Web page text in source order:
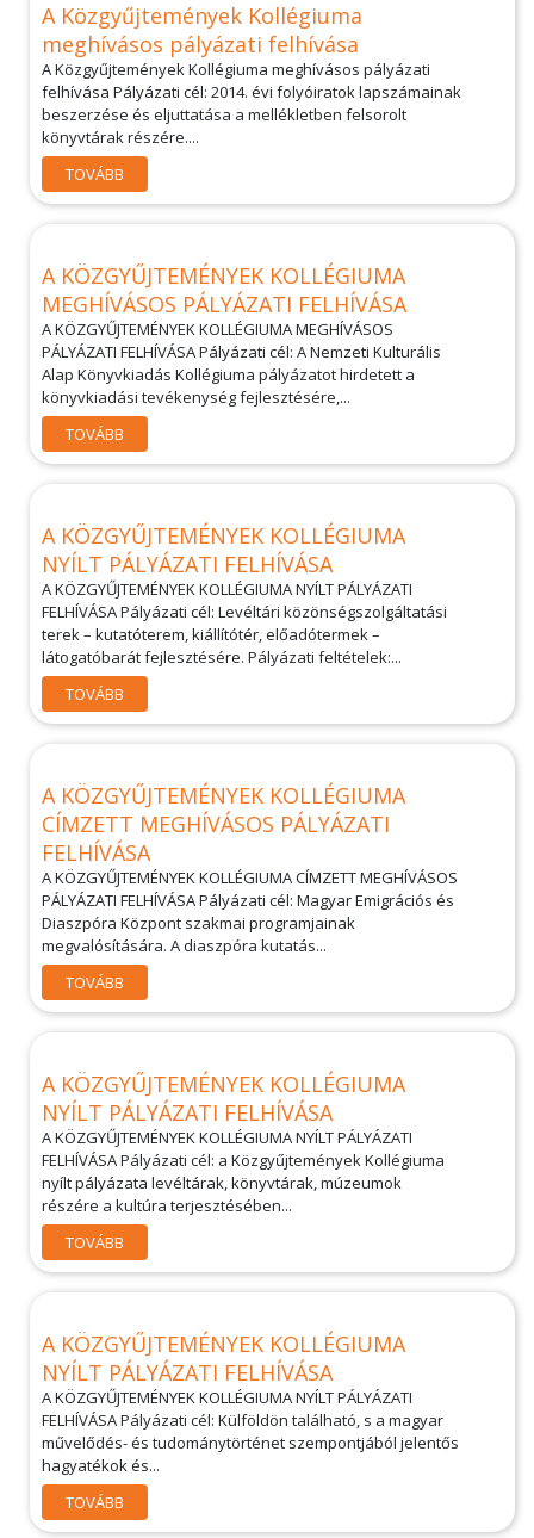
A Közgyűjtemények Kollégiuma
meghívásos pályázati felhívása
A Közgyűjtemények Kollégiuma meghívásos pályázati
felhívása Pályázati cél: 2014. évi folyóiratok lapszámainak
beszerzése és eljuttatása a mellékletben felsorolt
könyvtárak részére....
TOVÁBB
A KÖZGYŰJTEMÉNYEK KOLLÉGIUMA
MEGHÍVÁSOS PÁLYÁZATI FELHÍVÁSA
A KÖZGYŰJTEMÉNYEK KOLLÉGIUMA MEGHÍVÁSOS
PÁLYÁZATI FELHÍVÁSA Pályázati cél: A Nemzeti Kulturális
Alap Könyvkiadás Kollégiuma pályázatot hirdetett a
könyvkiadási tevékenység fejlesztésére,...
TOVÁBB
A KÖZGYŰJTEMÉNYEK KOLLÉGIUMA
NYÍLT PÁLYÁZATI FELHÍVÁSA
A KÖZGYŰJTEMÉNYEK KOLLÉGIUMA NYÍLT PÁLYÁZATI
FELHÍVÁSA Pályázati cél: Levéltári közönségszolgáltatási
terek – kutatóterem, kiállítótér, előadótermek –
látogatóbarát fejlesztésére. Pályázati feltételek:...
TOVÁBB
A KÖZGYŰJTEMÉNYEK KOLLÉGIUMA
CÍMZETT MEGHÍVÁSOS PÁLYÁZATI
FELHÍVÁSA
A KÖZGYŰJTEMÉNYEK KOLLÉGIUMA CÍMZETT MEGHÍVÁSOS
PÁLYÁZATI FELHÍVÁSA Pályázati cél: Magyar Emigrációs és
Diaszpóra Központ szakmai programjainak
megvalósítására. A diaszpóra kutatás...
TOVÁBB
A KÖZGYŰJTEMÉNYEK KOLLÉGIUMA
NYÍLT PÁLYÁZATI FELHÍVÁSA
A KÖZGYŰJTEMÉNYEK KOLLÉGIUMA NYÍLT PÁLYÁZATI
FELHÍVÁSA Pályázati cél: a Közgyűjtemények Kollégiuma
nyílt pályázata levéltárak, könyvtárak, múzeumok
részére a kultúra terjesztésében...
TOVÁBB
A KÖZGYŰJTEMÉNYEK KOLLÉGIUMA
NYÍLT PÁLYÁZATI FELHÍVÁSA
A KÖZGYŰJTEMÉNYEK KOLLÉGIUMA NYÍLT PÁLYÁZATI
FELHÍVÁSA Pályázati cél: Külföldön található, s a magyar
művelődés- és tudománytörténet szempontjából jelentős
hagyatékok és...
TOVÁBB